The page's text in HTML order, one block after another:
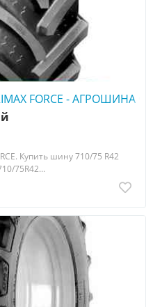
FORCE - АГРОШИНА ☎️
Купить шину 710/75 R42
75R42...